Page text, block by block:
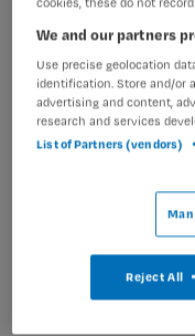
of delier.
Je gaat in breakout
casus uit de praktijk.
alleen met collega’s
expert. Zo kun je van
De webinars vinden
dat deelnemers
in gesprek kunnen
breakout room langs.
We and our partners
Use precise geolocation
identification. Store and/or
advertising and content,
research and services
List of Partners (vendors)
Reject All